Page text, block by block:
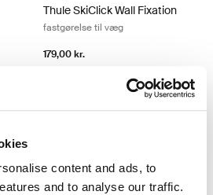
content and ads, to
and to analyse our traffic.
Thule SkiClick Wall Fixation
fastgørelse til væg
179,00 kr.
Sammenlign produkt